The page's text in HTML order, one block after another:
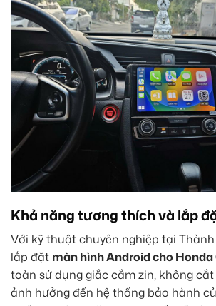
Khả năng tương thích và lắp
Với kỹ thuật chuyên nghiệp tại
lắp đặt màn hình Android cho Honda
toàn sử dụng giắc cắm zin, không
ảnh hưởng đến hệ thống bảo hành